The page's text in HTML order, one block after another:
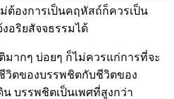
ต้องการเป็นคฤหัสถ์ก็ควรเป็น
อริยสัจจธรรมได้
มากๆ บ่อยๆ ก็ไม่ควรแก่การที่จะ
วิตของบรรพชิตกับชีวิตของ
บรรพชิตเป็นเพศที่สูงกว่า